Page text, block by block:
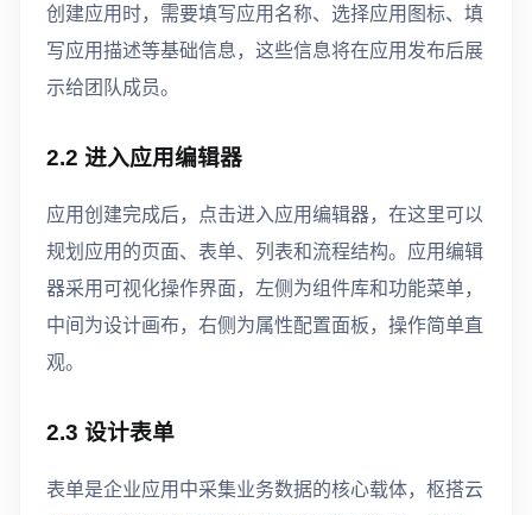
创建应用时，需要填写应用名称、选择应用图标、填
写应用描述等基础信息，这些信息将在应用发布后展
示给团队成员。
2.2 进入应用编辑器
应用创建完成后，点击进入应用编辑器，在这里可以
规划应用的页面、表单、列表和流程结构。应用编辑
器采用可视化操作界面，左侧为组件库和功能菜单，
中间为设计画布，右侧为属性配置面板，操作简单直
观。
2.3 设计表单
表单是企业应用中采集业务数据的核心载体，枢搭云